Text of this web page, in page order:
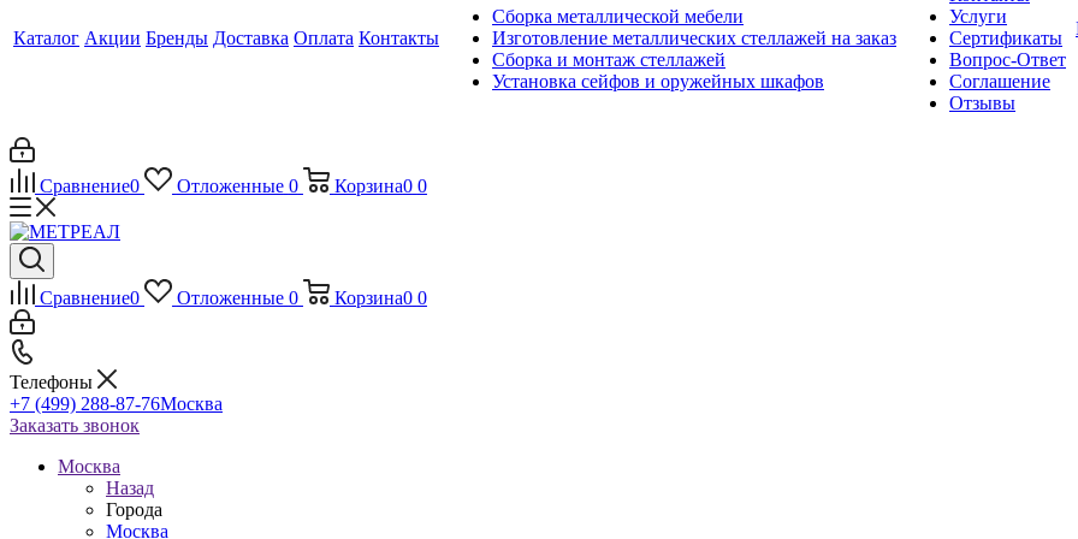
Каталог Акции Бренды Доставка Оплата Контакты
Сборка металлической мебели
Изготовление металлических стеллажей на заказ
Сборка и монтаж стеллажей
Установка сейфов и оружейных шкафов
Услуги
Сертификаты
Вопрос-Ответ
Соглашение
Отзывы
Сравнение0 Отложенные 0 Корзина0 0
Сравнение0 Отложенные 0 Корзина0 0
Телефоны
+7 (499) 288-87-76Москва
Заказать звонок
Москва
Назад
Города
Москва